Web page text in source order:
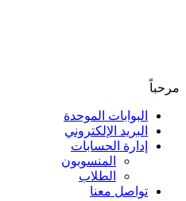
مرحباً
البوابات الموحدة
البريد الإلكتروني
إدارة الحسابات
المنسوبون
الطلاب
تواصل معنا